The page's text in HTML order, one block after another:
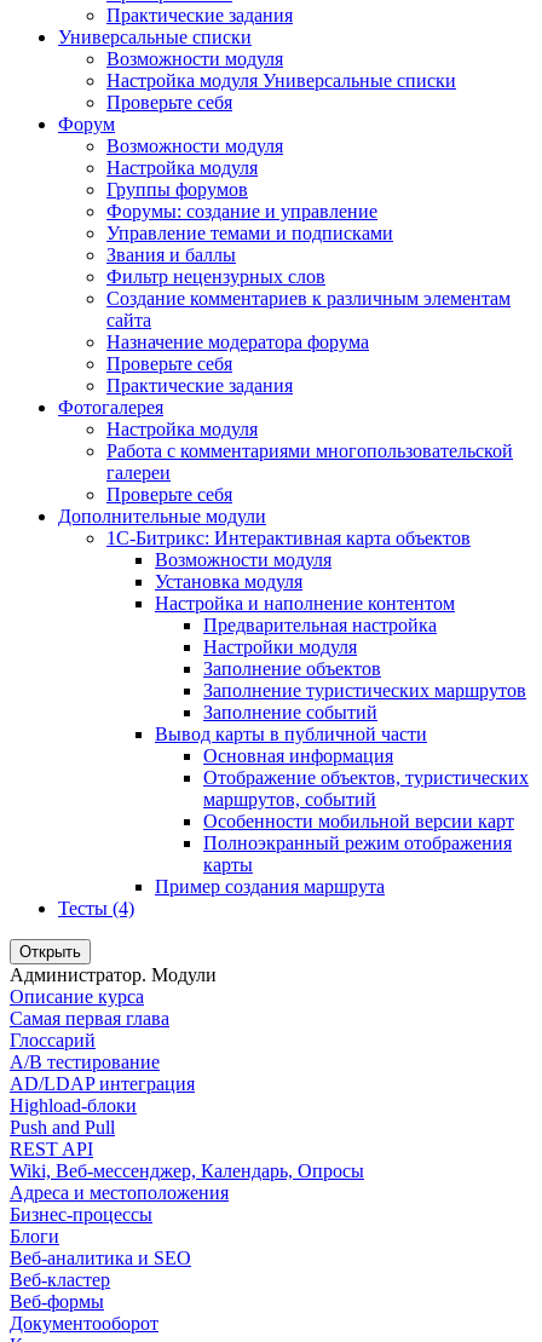
Практические задания
Универсальные списки
Возможности модуля
Настройка модуля Универсальные списки
Проверьте себя
Форум
Возможности модуля
Настройка модуля
Группы форумов
Форумы: создание и управление
Управление темами и подписками
Звания и баллы
Фильтр нецензурных слов
Создание комментариев к различным элементам
сайта
Назначение модератора форума
Проверьте себя
Практические задания
Фотогалерея
Настройка модуля
Работа с комментариями многопользовательской
галереи
Проверьте себя
Дополнительные модули
1С-Битрикс: Интерактивная карта объектов
Возможности модуля
Установка модуля
Настройка и наполнение контентом
Предварительная настройка
Настройки модуля
Заполнение объектов
Заполнение туристических маршрутов
Заполнение событий
Вывод карты в публичной части
Основная информация
Отображение объектов, туристических
маршрутов, событий
Особенности мобильной версии карт
Полноэкранный режим отображения
карты
Пример создания маршрута
Тесты (4)
Открыть
Администратор. Модули
Описание курса
Самая первая глава
Глоссарий
A/B тестирование
AD/LDAP интеграция
Highload-блоки
Push and Pull
REST API
Wiki, Веб-мессенджер, Календарь, Опросы
Адреса и местоположения
Бизнес-процессы
Блоги
Веб-аналитика и SEO
Веб-кластер
Веб-формы
Документооборот